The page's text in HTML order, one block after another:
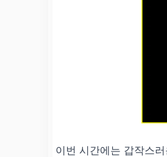
이번 시간에는 갑작스